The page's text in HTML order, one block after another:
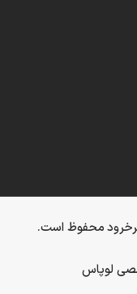
محفوظ است.
لوپاس